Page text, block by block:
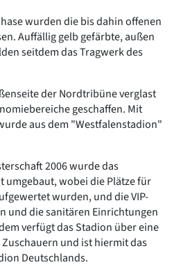
wurden die bis dahin offenen
Auffällig gelb gefärbte, außen
seitdem das Tragwerk des
der Nordtribüne verglast
geschaffen. Mit
aus dem "Westfalenstadion"
2006 wurde das
umgebaut, wobei die Plätze für
wurden, und die VIP-
und die sanitären Einrichtungen
verfügt das Stadion über eine
Zuschauern und ist hiermit das
Deutschlands.